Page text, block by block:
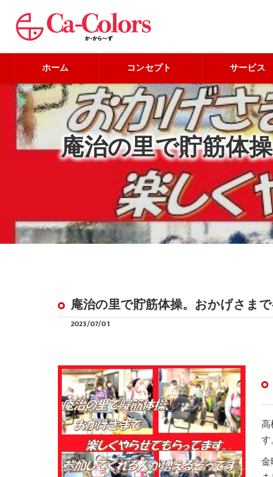
ホーム コンセプト サービス
庵治の里で貯筋体
庵治の里で貯筋体操。おかげさま
2023/07/01
す。